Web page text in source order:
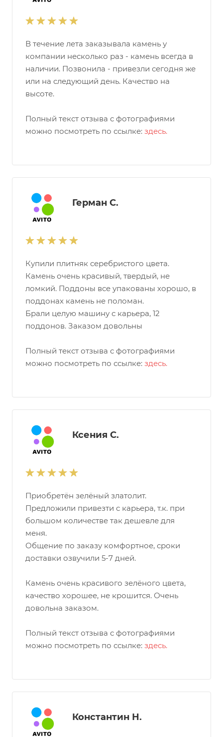
В течение лета заказывала камень у
компании несколько раз - камень всегда в
наличии. Позвонила - привезли сегодня же
или на следующий день. Качество на
высоте.
Полный текст отзыва с фотографиями
можно посмотреть по ссылке: здесь.
Герман С.
Купили плитняк серебристого цвета.
Камень очень красивый, твердый, не
ломкий. Поддоны все упакованы хорошо, в
поддонах камень не поломан.
Брали целую машину с карьера, 12
поддонов. Заказом довольны
Полный текст отзыва с фотографиями
можно посмотреть по ссылке: здесь.
Ксения С.
Приобретён зелёный златолит.
Предложили привезти с карьера, т.к. при
большом количестве так дешевле для
меня.
Общение по заказу комфортное, сроки
доставки озвучили 5-7 дней.
Камень очень красивого зелёного цвета,
качество хорошее, не крошится. Очень
довольна заказом.
Полный текст отзыва с фотографиями
можно посмотреть по ссылке: здесь.
Константин Н.